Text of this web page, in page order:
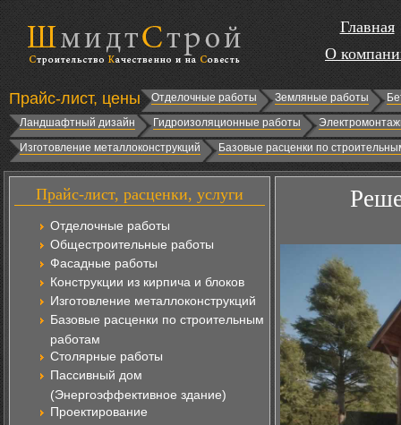
Главная
О
Прайс-лист, цены Отделочные работы Земляные работы
Ландшафтный дизайн
Гидроизоляционные работы
Изготовление металлоконструкций
Базовые расценки по
Прайс-лист, расценки, услуги
Отделочные работы
Общестроительные работы
Фасадные работы
Конструкции из кирпича и блоков
Изготовление металлоконструкций
Базовые расценки по строительным
работам
Столярные работы
Пассивный дом
(Энергоэффективное здание)
Проектирование